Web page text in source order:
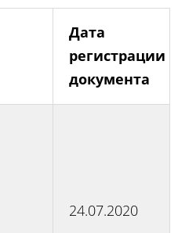
Дата
регистрации
документа
24.07.2020